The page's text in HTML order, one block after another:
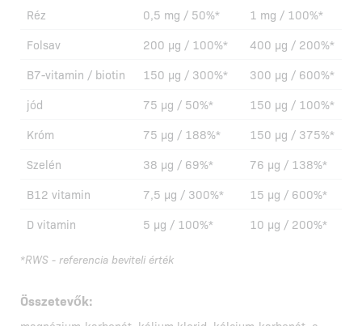
Réz 0,5 mg / 50%*
1 mg / 100%*
Folsav
200 µg / 100%*
400 µg / 200%*
B7-vitamin / biotin
150 µg / 300%*
300 µg / 600%*
jód
75 µg / 50%*
150 µg / 100%*
Króm
75 µg / 188%*
150 µg / 375%*
Szelén
38 µg / 69%*
76 µg / 138%*
B12 vitamin
7,5 µg / 300%*
15 µg / 600%*
D vitamin
5 µg / 100%* 10 µg / 200%*
*RWS - referencia beviteli érték
Összetevők: